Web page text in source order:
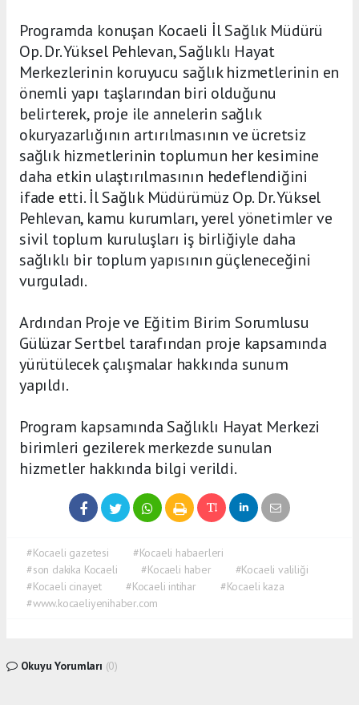
Programda konuşan Kocaeli İl Sağlık Müdürü
Op. Dr. Yüksel Pehlevan, Sağlıklı Hayat
Merkezlerinin koruyucu sağlık hizmetlerinin en
önemli yapı taşlarından biri olduğunu
belirterek, proje ile annelerin sağlık
okuryazarlığının artırılmasının ve ücretsiz
sağlık hizmetlerinin toplumun her kesimine
daha etkin ulaştırılmasının hedeflendiğini
ifade etti. İl Sağlık Müdürümüz Op. Dr. Yüksel
Pehlevan, kamu kurumları, yerel yönetimler ve
sivil toplum kuruluşları iş birliğiyle daha
sağlıklı bir toplum yapısının güçleneceğini
vurguladı.
Ardından Proje ve Eğitim Birim Sorumlusu
Gülüzar Sertbel tarafından proje kapsamında
yürütülecek çalışmalar hakkında sunum
yapıldı.
Program kapsamında Sağlıklı Hayat Merkezi
birimleri gezilerek merkezde sunulan
hizmetler hakkında bilgi verildi.
#Kocaeli gazetesi
#Kocaeli habaerleri
#son dakika Kocaeli
#Kocaeli haber
#Kocaeli valiliği
#Kocaeli cinayet
#Kocaeli intihar
#Kocaeli kaza
#www.kocaeliyenihaber.com
Okuyu Yorumları (0)